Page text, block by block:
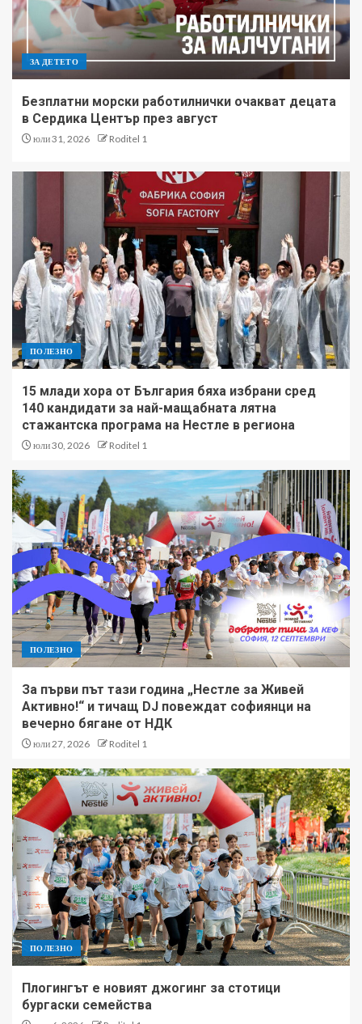
ЗА ДЕТЕТО
Безплатни морски работилнички очакват децата
в Сердика Център през август
юли 31, 2026 Roditel 1
ПОЛЕЗНО
15 млади хора от България бяха избрани сред
140 кандидати за най-мащабната лятна
стажантска програма на Нестле в региона
юли 30, 2026 Roditel 1
ПОЛЕЗНО
За първи път тази година „Нестле за Живей
Активно!“ и тичащ DJ повеждат софиянци на
вечерно бягане от НДК
юли 27, 2026 Roditel 1
ПОЛЕЗНО
Плогингът е новият джогинг за стотици
бургаски семейства